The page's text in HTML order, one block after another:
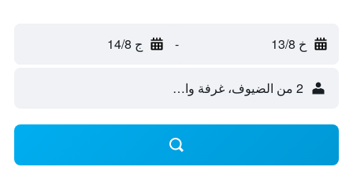
خ 13/8 - ج 14/8
2 من الضيوف، غرفة واحدة